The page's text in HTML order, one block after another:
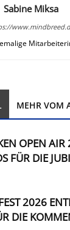
Sabine Miksa
MEHR VOM
OPEN
FÜR DIE
2026
DIE